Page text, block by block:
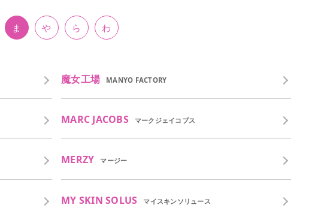
ま や ら わ
魔女工場 MANYO FACTORY
MARC JACOBS マークジェイコブス
MERZY マージー
MY SKIN SOLUS マイスキンソリュース